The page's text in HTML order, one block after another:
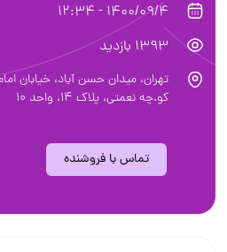
1400/09/4 - 12:34
1393 بازدید
تهران، میدان حسن آباد، خیابان
کو.چه نعمتی، پلاک 14، واحد 10
تماس با فروشنده